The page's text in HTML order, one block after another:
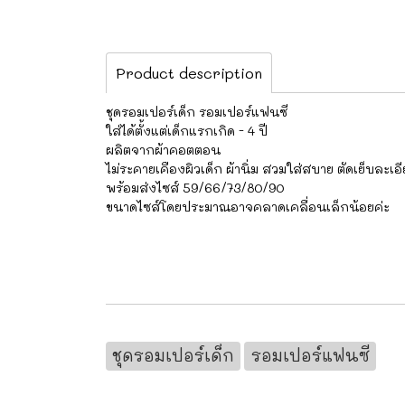
Product description
ชุดรอมเปอร์เด็ก รอมเปอร์แฟนซี
ใส่ได้ตั้งแต่เด็กแรกเกิด - 4 ปี
ผลิตจากผ้าคอตตอน
ไม่ระคายเคืองผิวเด็ก ผ้านิ่ม สวมใส่สบาย ตัดเย็บละเ
พร้อมส่งไซส์ 59/66/73/80/90
ขนาดไซส์โดยประมาณอาจคลาดเคลื่อนเล็กน้อยค่ะ
ชุดรอมเปอร์เด็ก รอมเปอร์แฟนซี